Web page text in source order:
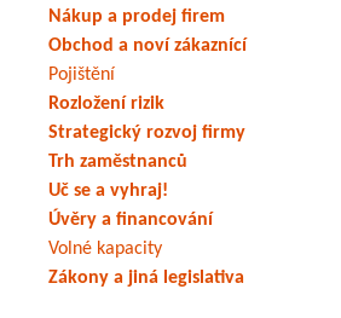
Nákup a prodej firem
Obchod a noví zákaznící
Pojištění
Rozložení rizik
Strategický rozvoj firmy
Trh zaměstnanců
Uč se a vyhraj!
Úvěry a financování
Volné kapacity
Zákony a jiná legislativa